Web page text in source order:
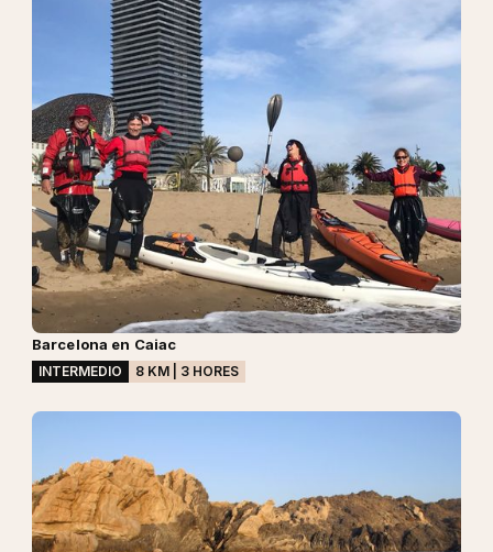
Barcelona en Caiac
INTERMEDIO 8 KM | 3 HORES